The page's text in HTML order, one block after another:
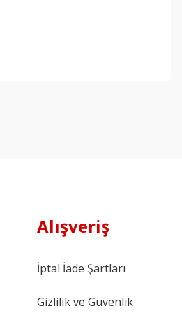
Alışveriş
İptal İade Şartları
Gizlilik ve Güvenlik